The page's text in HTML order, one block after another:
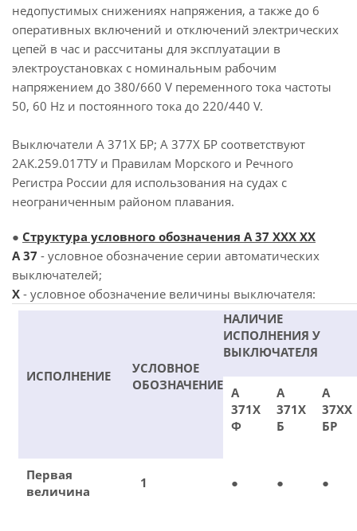
недопустимых снижениях напряжения, а также до 6
оперативных включений и отключений электрических
цепей в час и рассчитаны для эксплуатации в
электроустановках с номинальным рабочим
напряжением до 380/660 V переменного тока частоты
50, 60 Hz и постоянного тока до 220/440 V.
Выключатели А 371Х БР; А 377Х БР соответствуют
2АК.259.017ТУ и Правилам Морского и Речного
Регистра России для использования на судах с
неограниченным районом плавания.
● Структура условного обозначения А 37 ХХХ ХХ
А 37 - условное обозначение серии автоматических
выключателей;
X - условное обозначение величины выключателя:
ИСПОЛНЕНИЕ
УСЛОВНОЕ
ОБОЗНАЧЕНИЕ
НАЛИЧИЕ
ИСПОЛНЕНИЯ У
ВЫКЛЮЧАТЕЛЯ
А
371Х
Ф
А
371Х
Б
А
37ХХ
БР
Первая
величина
1 ● ● ●